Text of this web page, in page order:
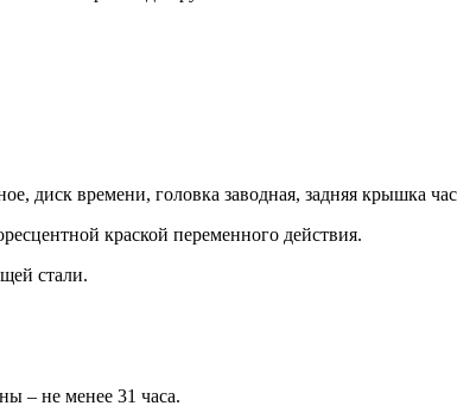
диск времени, головка заводная, задняя крышка
краской переменного действия.
стали.
– не менее 31 часа.